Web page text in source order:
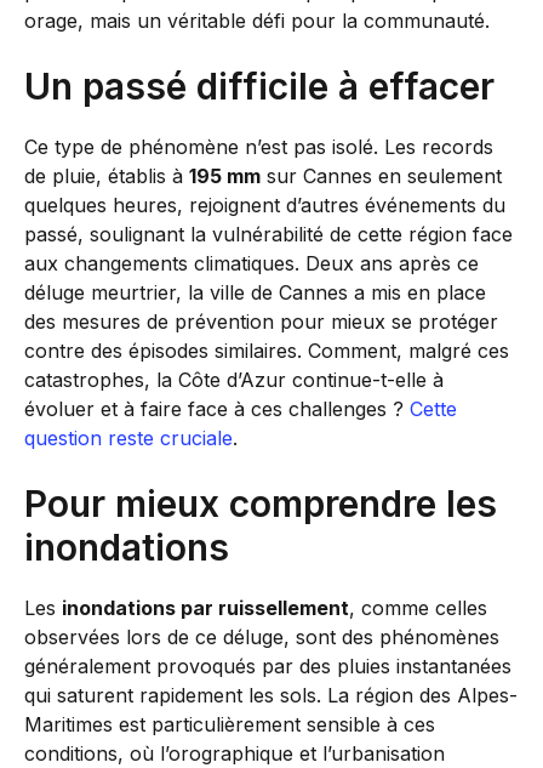
orage, mais un véritable défi pour la communauté.
Un passé difficile à effacer
Ce type de phénomène n’est pas isolé. Les records
de pluie, établis à 195 mm sur Cannes en seulement
quelques heures, rejoignent d’autres événements du
passé, soulignant la vulnérabilité de cette région face
aux changements climatiques. Deux ans après ce
déluge meurtrier, la ville de Cannes a mis en place
des mesures de prévention pour mieux se protéger
contre des épisodes similaires. Comment, malgré ces
catastrophes, la Côte d’Azur continue-t-elle à
évoluer et à faire face à ces challenges ? Cette
question reste cruciale.
Pour mieux comprendre les
inondations
Les inondations par ruissellement, comme celles
observées lors de ce déluge, sont des phénomènes
généralement provoqués par des pluies instantanées
qui saturent rapidement les sols. La région des Alpes-
Maritimes est particulièrement sensible à ces
conditions, où l’orographique et l’urbanisation